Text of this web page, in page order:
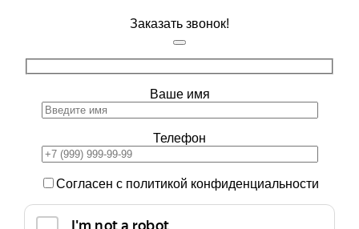
Заказать звонок!
Ваше имя
Телефон
Согласен с политикой конфиденциальности